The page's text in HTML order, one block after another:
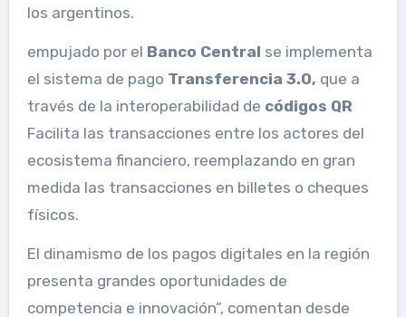
los argentinos.
empujado por el Banco Central se implementa
el sistema de pago Transferencia 3.0, que a
través de la interoperabilidad de códigos QR
Facilita las transacciones entre los actores del
ecosistema financiero, reemplazando en gran
medida las transacciones en billetes o cheques
físicos.
El dinamismo de los pagos digitales en la región
presenta grandes oportunidades de
competencia e innovación”, comentan desde